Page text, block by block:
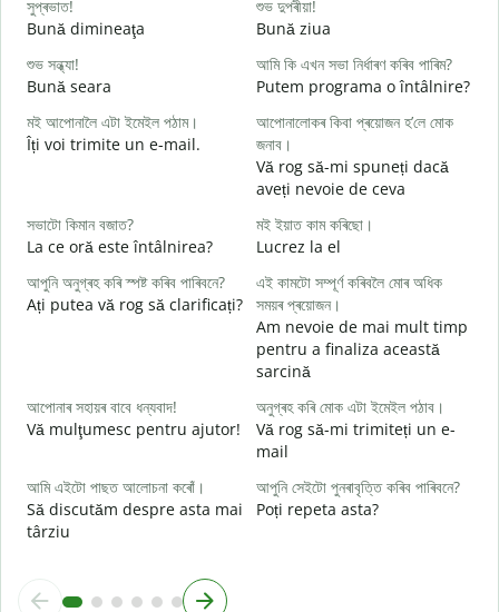
সুপ্ৰভাত!
Bună dimineaţa
শুভ দুপৰীয়া!
Bună ziua
শুভ সন্ধ্যা!
Bună seara
আমি কি এখন সভা নিৰ্ধাৰণ কৰিব পাৰিম?
Putem programa o întâlnire?
মই আপোনালৈ এটা ইমেইল পঠাম।
Îți voi trimite un e-mail.
আপোনালোকৰ কিবা প্ৰয়োজন হ’লে মোক
জনাব।
Vă rog să-mi spuneți dacă
aveți nevoie de ceva
সভাটো কিমান বজাত?
La ce oră este întâlnirea?
মই ইয়াত কাম কৰিছো।
Lucrez la el
আপুনি অনুগ্ৰহ কৰি স্পষ্ট কৰিব পাৰিবনে?
Ați putea vă rog să clarificați?
এই কামটো সম্পূৰ্ণ কৰিবলৈ মোৰ অধিক
সময়ৰ প্ৰয়োজন।
Am nevoie de mai mult timp
pentru a finaliza această
sarcină
আপোনাৰ সহায়ৰ বাবে ধন্যবাদ!
Vă mulţumesc pentru ajutor!
অনুগ্ৰহ কৰি মোক এটা ইমেইল পঠাব।
Vă rog să-mi trimiteți un e-
mail
আমি এইটো পাছত আলোচনা কৰোঁ।
Să discutăm despre asta mai
târziu
আপুনি সেইটো পুনৰাবৃত্তি কৰিব পাৰিবনে?
Poți repeta asta?